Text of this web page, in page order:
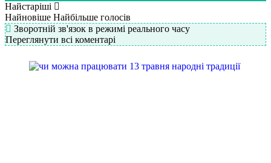
Найстаріші
Найновіше Найбільше голосів
Зворотній зв'язок в режимі реального часу
Переглянути всі коментарі